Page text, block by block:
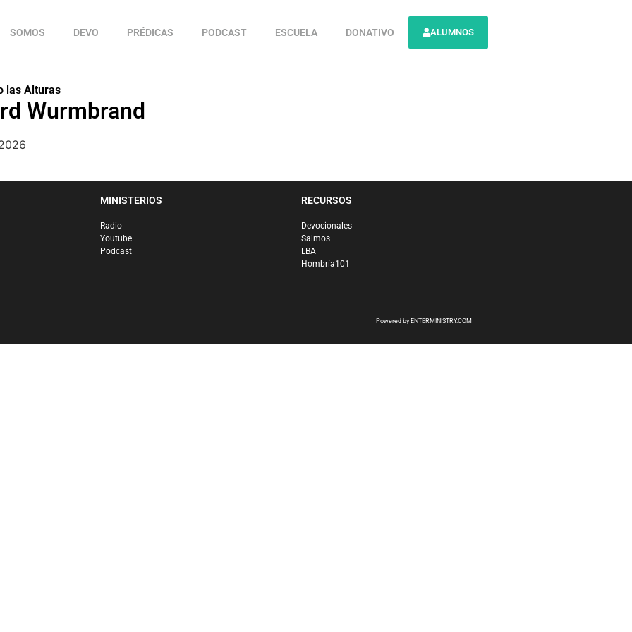
SOMOS DEVO PRÉDICAS PODCAST ESCUELA DONATIVO ALUMNOS
las Alturas
Wurmbrand
MINISTERIOS
Radio
Youtube
Podcast
RECURSOS
Devocionales
Salmos
LBA
Hombría101
Powered by ENTERMINISTRY.COM